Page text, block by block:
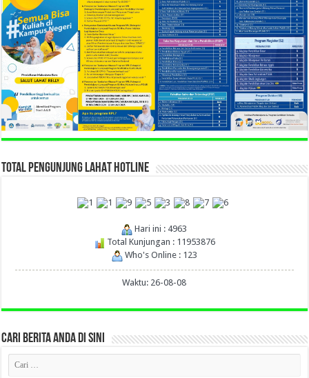
TOTAL PENGUNJUNG LAHAT HOTLINE
Hari ini : 4963
Total Kunjungan : 11953876
Who's Online : 123
Waktu: 26-08-08
CARI BERITA ANDA DI SINI